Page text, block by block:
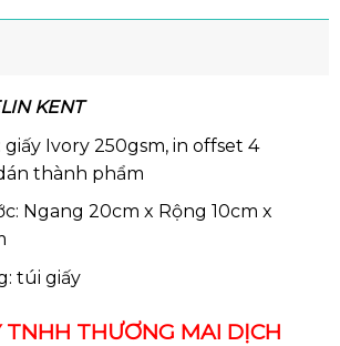
KENT
giấy Ivory 250gsm, in offset 4
thành phẩm
Ngang 20cm x Rộng 10cm x
túi giấy
TNHH THƯƠNG MAI DỊCH